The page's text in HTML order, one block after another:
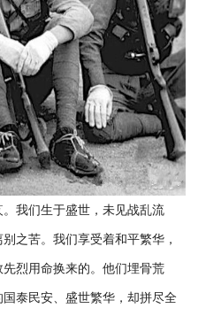
我们生于盛世，未见战乱流
之苦。我们享受着和平繁华，
烈用命换来的。他们埋骨荒
泰民安、盛世繁华，却拼尽全